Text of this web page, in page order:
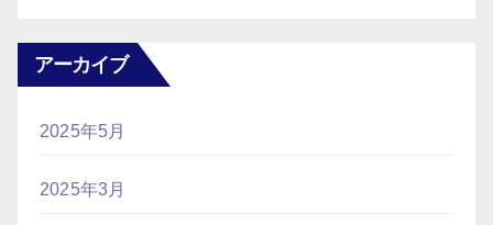
アーカイブ
2025年5月
2025年3月